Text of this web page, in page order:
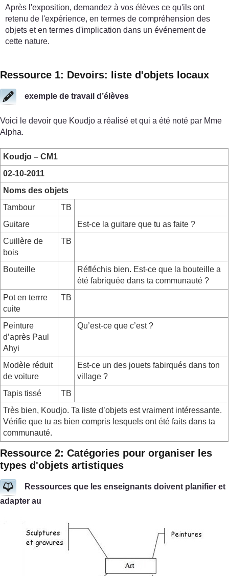
Après l'exposition, demandez à vos élèves ce qu'ils ont
retenu de l'expérience, en termes de compréhension des
objets et en termes d'implication dans un événement de
cette nature.
Ressource 1: Devoirs: liste d'objets locaux
exemple de travail d’élèves
Voici le devoir que Koudjo a réalisé et qui a été noté par Mme
Alpha.
Koudjo – CM1
02-10-2011
Noms des objets
Tambour
TB
Guitare
Est-ce la guitare que tu as faite ?
Cuillère de
bois
TB
Bouteille
Réfléchis bien. Est-ce que la bouteille a
été fabriquée dans ta communauté ?
Pot en terrre
cuite
TB
Peinture
d’après Paul
Ahyi
Qu’est-ce que c’est ?
Modèle réduit
de voiture
Est-ce un des jouets fabirqués dans ton
village ?
Tapis tissé
TB
Très bien, Koudjo. Ta liste d’objets est vraiment intéressante.
Vérifie que tu as bien compris lesquels ont été faits dans ta
communauté.
Ressource 2: Catégories pour organiser les
types d'objets artistiques
Ressources que les enseignants doivent planifier et
adapter au